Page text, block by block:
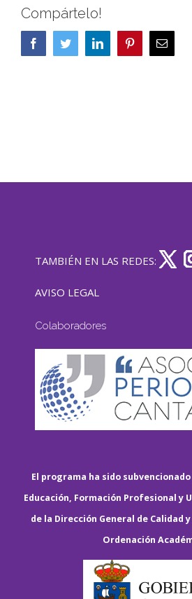
Compártelo!
FacebookTwitterLinkedIn PinterestCorreo
TAMBIÉN EN LAS REDES:
AVISO LEGAL
Colaboradores
El programa ha sido
Educación, Formación Profesional y
de la Dirección General de Calidad
Ordenación